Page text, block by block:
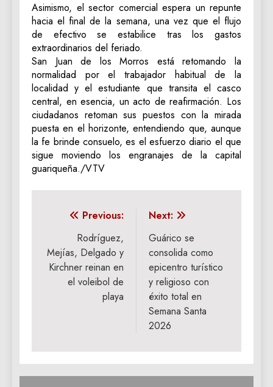
Asimismo, el sector comercial espera un repunte
hacia el final de la semana, una vez que el flujo
de efectivo se estabilice tras los gastos
extraordinarios del feriado.
San Juan de los Morros está retomando la
normalidad por el trabajador habitual de la
localidad y el estudiante que transita el casco
central, en esencia, un acto de reafirmación. Los
ciudadanos retoman sus puestos con la mirada
puesta en el horizonte, entendiendo que, aunque
la fe brinde consuelo, es el esfuerzo diario el que
sigue moviendo los engranajes de la capital
guariqueña./VTV
Navegación
entradas
Previous:
Rodríguez,
Mejías, Delgado y
Kirchner reinan en
el voleibol de
playa
Next:
Guárico se
consolida como
epicentro turístico
y religioso con
éxito total en
Semana Santa
2026‎